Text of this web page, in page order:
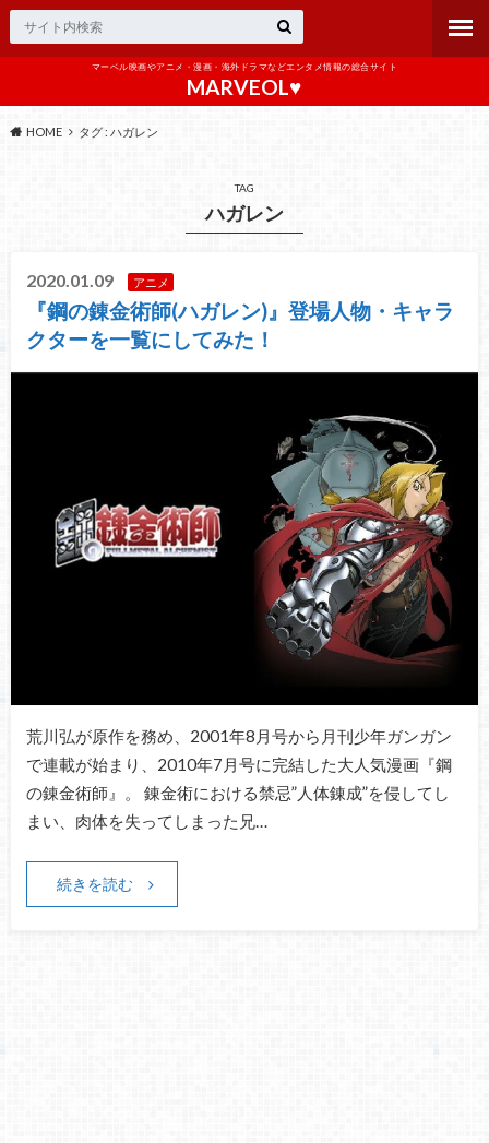
マーベル映画やアニメ・漫画・海外ドラマなどエンタメ情報の総合サイト
MARVEOL♥️
HOME タグ : ハガレン
TAG
ハガレン
2020.01.09 アニメ
『鋼の錬金術師(ハガレン)』登場人物・キャラ
クターを一覧にしてみた！
荒川弘が原作を務め、2001年8月号から月刊少年ガンガン
で連載が始まり、2010年7月号に完結した大人気漫画『鋼
の錬金術師』。 錬金術における禁忌”人体錬成”を侵してし
まい、肉体を失ってしまった兄…
続きを読む